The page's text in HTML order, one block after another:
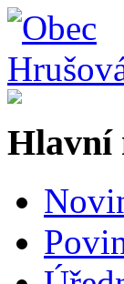
Hlavní